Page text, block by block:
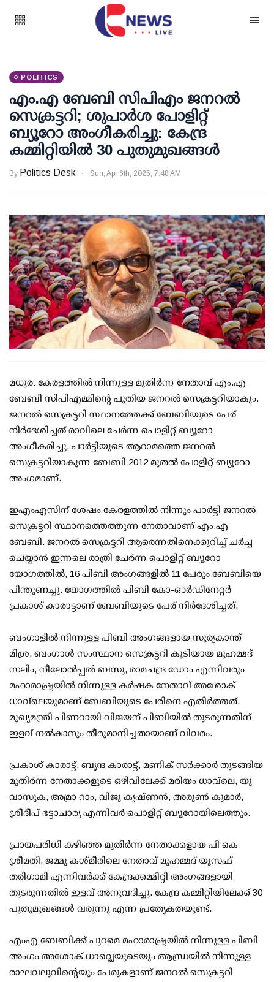
POLITICS
എം.എ ബേബി സിപിഎം ജനറല്‍
സെക്രട്ടറി; ശുപാര്‍ശ പോളിറ്റ്
ബ്യൂറോ അംഗീകരിച്ചു: കേന്ദ്ര
കമ്മിറ്റിയില്‍ 30 പുതുമുഖങ്ങള്‍
By Politics Desk Sun, Apr 6th, 2025, 7:48 AM
മധുര: കേരളത്തില്‍ നിന്നുള്ള മുതിര്‍ന്ന നേതാവ് എം.എ
ബേബി സിപിഎമ്മിന്റെ പുതിയ ജനറല്‍ സെക്രട്ടറിയാകും.
ജനറല്‍ സെക്രട്ടറി സ്ഥാനത്തേക്ക് ബേബിയുടെ പേര്
നിര്‍ദേശിച്ചത് രാവിലെ ചേര്‍ന്ന പൊളിറ്റ് ബ്യൂറോ
അംഗീകരിച്ചു. പാര്‍ട്ടിയുടെ ആറാമത്തെ ജനറല്‍
സെക്രട്ടറിയാകുന്ന ബേബി 2012 മുതല്‍ പോളിറ്റ് ബ്യൂറോ
അംഗമാണ്.
ഇഎംഎസിന് ശേഷം കേരളത്തില്‍ നിന്നും പാര്‍ട്ടി ജനറല്‍
സെക്രട്ടറി സ്ഥാനത്തെത്തുന്ന നേതാവാണ് എം.എ
ബേബി. ജനറല്‍ സെക്രട്ടറി ആരെന്നതിനെക്കുറിച്ച് ചര്‍ച്ച
ചെയ്യാന്‍ ഇന്നലെ രാത്രി ചേര്‍ന്ന പൊളിറ്റ് ബ്യൂറോ
യോഗത്തില്‍, 16 പിബി അംഗങ്ങളില്‍ 11 പേരും ബേബിയെ
പിന്തുണച്ചു. യോഗത്തില്‍ പിബി കോ-ഓര്‍ഡിനേറ്റര്‍
പ്രകാശ് കാരാട്ടാണ് ബേബിയുടെ പേര് നിര്‍ദേശിച്ചത്.
ബംഗാളില്‍ നിന്നുള്ള പിബി അംഗങ്ങളായ സൂര്യകാന്ത്
മിശ്ര, ബംഗാള്‍ സംസ്ഥാന സെക്രട്ടറി കൂടിയായ മുഹമ്മദ്
സലിം, നീലോല്‍പ്പല്‍ ബസു, രാമചന്ദ്ര ഡോം എന്നിവരും
മഹാരാഷ്ട്രയില്‍ നിന്നുള്ള കര്‍ഷക നേതാവ് അശോക്
ധാവ്‌ലെയുമാണ് ബേബിയുടെ പേരിനെ എതിര്‍ത്തത്.
മുഖ്യമന്ത്രി പിണറായി വിജയന് പിബിയില്‍ തുടരുന്നതിന്
ഇളവ് നല്‍കാനും തീരുമാനിച്ചതായാണ് വിവരം.
പ്രകാശ് കാരാട്ട്, ബൃന്ദ കാരാട്ട്, മണിക് സര്‍ക്കാര്‍ തുടങ്ങിയ
മുതിര്‍ന്ന നേതാക്കളുടെ ഒഴിവിലേക്ക് മരിയം ധാവ്‌ലെ, യു
വാസുക, അമ്രാ റാം, വിജു കൃഷ്ണന്‍, അരുണ്‍ കുമാര്‍,
ശ്രീദീപ് ഭട്ടാചാര്യ എന്നിവര്‍ പൊളിറ്റ് ബ്യൂറോയിലെത്തും.
പ്രായപരിധി കഴിഞ്ഞ മുതിര്‍ന്ന നേതാക്കളായ പി കെ
ശ്രീമതി, ജമ്മു കശ്മീരിലെ നേതാവ് മുഹമ്മദ് യൂസഫ്
തരിഗാമി എന്നിവര്‍ക്ക് കേന്ദ്രക്കമ്മിറ്റി അംഗങ്ങളായി
തുടരുന്നതില്‍ ഇളവ് അനുവദിച്ചു. കേന്ദ്ര കമ്മിറ്റിയിലേക്ക് 30
പുതുമുഖങ്ങള്‍ വരുന്നു എന്ന പ്രത്യേകതയുണ്ട്.
എംഎ ബേബിക്ക് പുറമെ മഹാരാഷ്ട്രയില്‍ നിന്നുള്ള പിബി
അംഗം അശോക് ധാവ്ലെയുടെയും ആന്ധ്രയില്‍ നിന്നുള്ള
രാഘവലുവിന്റെയും പേരുകളാണ് ജനറല്‍ സെക്രട്ടറി